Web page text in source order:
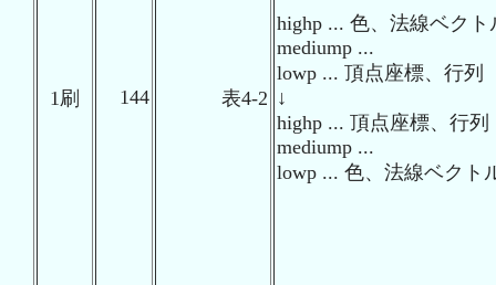
1刷 144 表4-2
highp ... 色、法線ベクト
mediump ...
lowp ... 頂点座標、行列
↓
highp ... 頂点座標、行列
mediump ...
lowp ... 色、法線ベクト